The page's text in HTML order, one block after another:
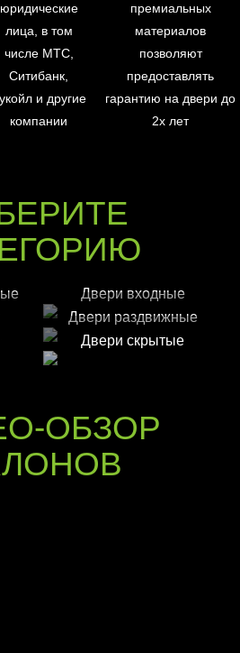
юридические
лица, в том
числе МТС,
Ситибанк,
и другие
компании
премиальных
материалов
позволяют
предоставлять
гарантию на двери до
2х лет
Двери входные
Двери раздвижные
Двери скрытые
ОБЗОР